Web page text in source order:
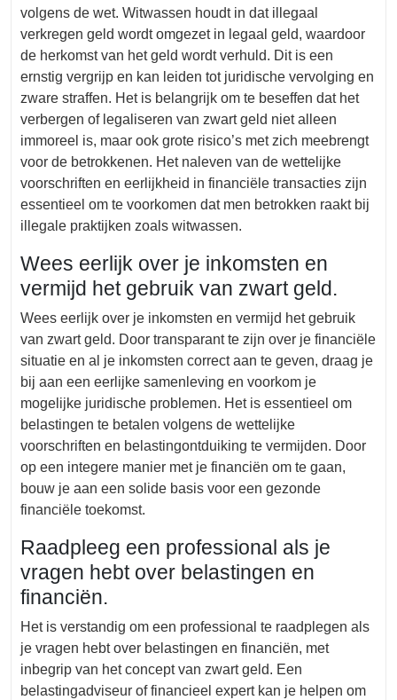
volgens de wet. Witwassen houdt in dat illegaal
verkregen geld wordt omgezet in legaal geld, waardoor
de herkomst van het geld wordt verhuld. Dit is een
ernstig vergrijp en kan leiden tot juridische vervolging en
zware straffen. Het is belangrijk om te beseffen dat het
verbergen of legaliseren van zwart geld niet alleen
immoreel is, maar ook grote risico’s met zich meebrengt
voor de betrokkenen. Het naleven van de wettelijke
voorschriften en eerlijkheid in financiële transacties zijn
essentieel om te voorkomen dat men betrokken raakt bij
illegale praktijken zoals witwassen.
Wees eerlijk over je inkomsten en
vermijd het gebruik van zwart geld.
Wees eerlijk over je inkomsten en vermijd het gebruik
van zwart geld. Door transparant te zijn over je financiële
situatie en al je inkomsten correct aan te geven, draag je
bij aan een eerlijke samenleving en voorkom je
mogelijke juridische problemen. Het is essentieel om
belastingen te betalen volgens de wettelijke
voorschriften en belastingontduiking te vermijden. Door
op een integere manier met je financiën om te gaan,
bouw je aan een solide basis voor een gezonde
financiële toekomst.
Raadpleeg een professional als je
vragen hebt over belastingen en
financiën.
Het is verstandig om een professional te raadplegen als
je vragen hebt over belastingen en financiën, met
inbegrip van het concept van zwart geld. Een
belastingadviseur of financieel expert kan je helpen om